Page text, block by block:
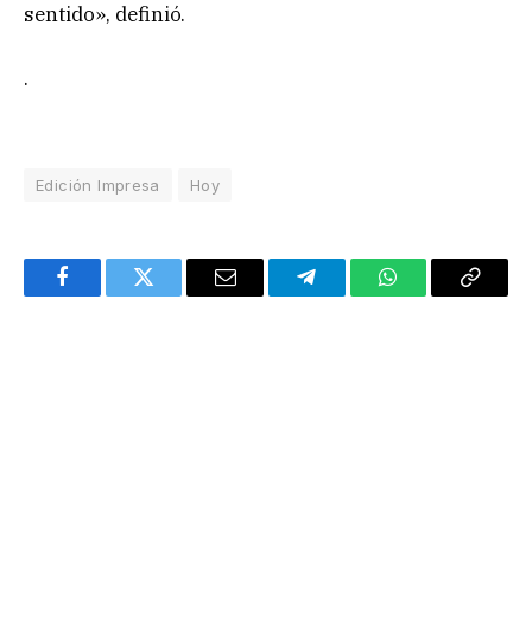
sentido», definió.
.
Edición Impresa Hoy
FacebookTwitter Email TelegramWhatsAppCopy